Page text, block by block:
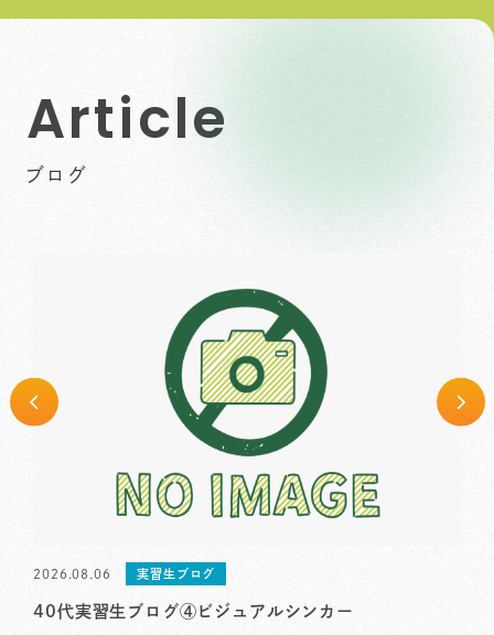
Article
ブログ
2026.08.06 実習生ブログ
40代実習生ブログ④ビジュアルシンカー